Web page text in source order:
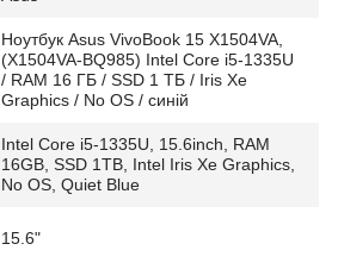
Ноутбук Asus VivoBook 15 X1504VA,
(X1504VA-BQ985) Intel Core i5-1335U
/ RAM 16 ГБ / SSD 1 ТБ / Iris Xe
Graphics / No OS / синій
Intel Core i5-1335U, 15.6inch, RAM
16GB, SSD 1TB, Intel Iris Xe Graphics,
No OS, Quiet Blue
15.6"